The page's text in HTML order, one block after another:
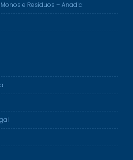
e Resíduos – Anadia